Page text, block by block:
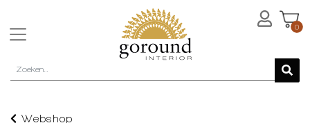
0
Webshop